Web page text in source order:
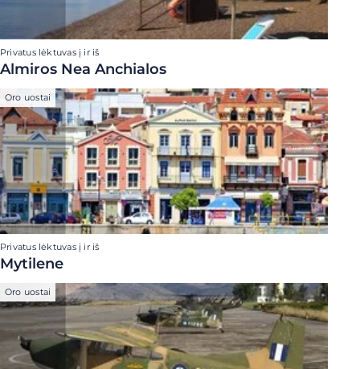
Privatus lėktuvas į ir iš
Almiros Nea Anchialos
Oro uostai
Privatus lėktuvas į ir iš
Mytilene
Oro uostai